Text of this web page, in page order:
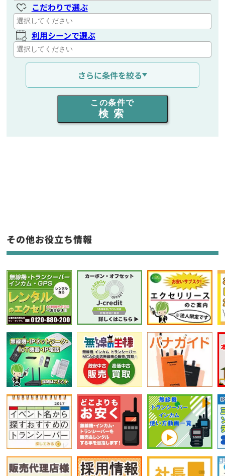
こだわりで選ぶ
利用シーンで選ぶ
通信距離を選ぶ
出力を選ぶ
同時通話人数を選ぶ
フリーワード入力(製品名等)
選択条件をリセット
さらに条件を絞る
この条件で
検索
その他お役立ち情報